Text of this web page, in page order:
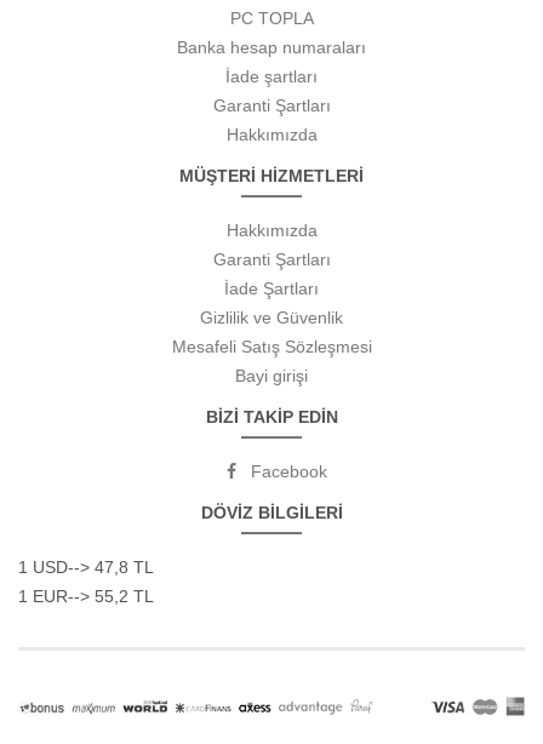
PC TOPLA
Banka hesap numaraları
İade şartları
Garanti Şartları
Hakkımızda
MÜŞTERİ HİZMETLERİ
Hakkımızda
Garanti Şartları
İade Şartları
Gizlilik ve Güvenlik
Mesafeli Satış Sözleşmesi
Bayi girişi
BİZİ TAKİP EDİN
Facebook
DÖVİZ BİLGİLERİ
1 USD--> 47,8 TL
1 EUR--> 55,2 TL